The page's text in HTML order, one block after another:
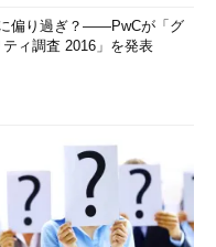
偏り過ぎ？――PwCが「グ
ィ調査 2016」を発表